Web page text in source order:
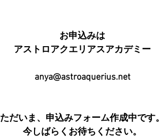
お申込みは
アストロアクエリアスアカデミー
anya@astroaquerius.net
ただいま、申込みフォーム作成中です。
今しばらくお待ちください。